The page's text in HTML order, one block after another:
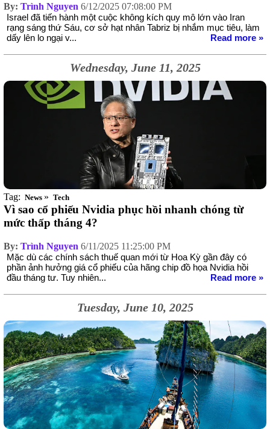
By: Trình Nguyen 6/12/2025 07:08:00 PM
Israel đã tiến hành một cuộc không kích quy mô lớn vào Iran
rạng sáng thứ Sáu, cơ sở hạt nhân Tabriz bị nhắm mục tiêu, làm
dấy lên lo ngại v...
Read more »
Wednesday, June 11, 2025
Tag: News » Tech
Vì sao cổ phiếu Nvidia phục hồi nhanh chóng từ
mức thấp tháng 4?
By: Trình Nguyen 6/11/2025 11:25:00 PM
Mặc dù các chính sách thuế quan mới từ Hoa Kỳ gần đây có
phần ảnh hưởng giá cổ phiếu của hãng chip đồ họa Nvidia hồi
đầu tháng tư. Tuy nhiên...
Read more »
Tuesday, June 10, 2025